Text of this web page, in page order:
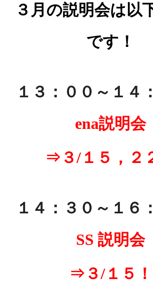
３月の説明会は以
です！
１３：００～１４
ena説明会
⇒３/１５，２
１４：３０～１６
SS 説明会
⇒３/１５！